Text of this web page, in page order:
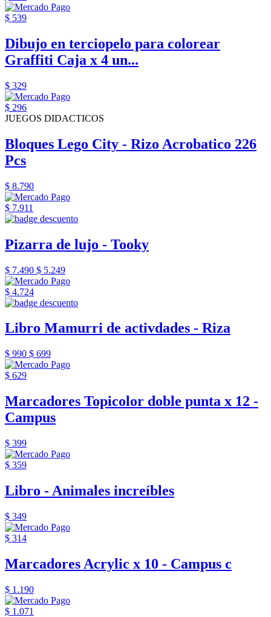
$ 539
Dibujo en terciopelo para colorear
Graffiti Caja x 4 un...
$ 329
$ 296
JUEGOS DIDACTICOS
Bloques Lego City - Rizo Acrobatico 226
Pcs
$ 8.790
$ 7.911
Pizarra de lujo - Tooky
$ 7.490 $ 5.249
$ 4.724
Libro Mamurri de activdades - Riza
$ 990 $ 699
$ 629
Marcadores Topicolor doble punta x 12 -
Campus
$ 399
$ 359
Libro - Animales increíbles
$ 349
$ 314
Marcadores Acrylic x 10 - Campus c
$ 1.190
$ 1.071